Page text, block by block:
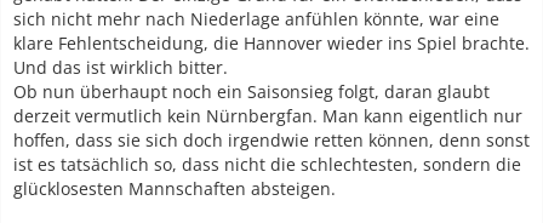
sich nicht mehr nach Niederlage anfühlen könnte, war eine
klare Fehlentscheidung, die Hannover wieder ins Spiel brachte.
Und das ist wirklich bitter.
Ob nun überhaupt noch ein Saisonsieg folgt, daran glaubt
derzeit vermutlich kein Nürnbergfan. Man kann eigentlich nur
hoffen, dass sie sich doch irgendwie retten können, denn sonst
ist es tatsächlich so, dass nicht die schlechtesten, sondern die
glücklosesten Mannschaften absteigen.